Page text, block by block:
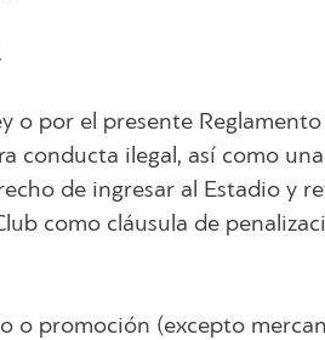
por el presente
ilegal, así como
de ingresar al Estadio y
como cláusula de
promoción (excepto